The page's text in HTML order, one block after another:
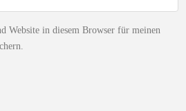
Website in diesem Browser für meinen